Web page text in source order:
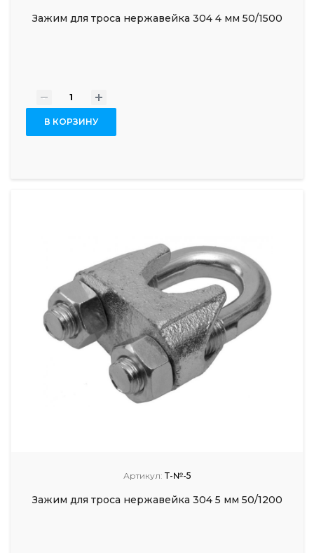
Зажим для троса нержавейка 304 4 мм 50/1500
- +
В КОРЗИНУ
Артикул: Т-№-5
Зажим для троса нержавейка 304 5 мм 50/1200